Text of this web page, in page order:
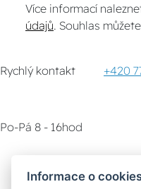
Více informací
údajů . Souhlas
Rychlý kontakt +420
Po-Pá 8 - 16hod
Informace o